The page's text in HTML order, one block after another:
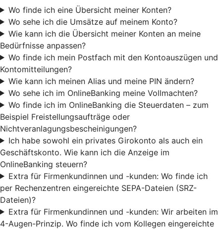
Wo finde ich eine Übersicht meiner Konten?
Wo sehe ich die Umsätze auf meinem Konto?
Wie kann ich die Übersicht meiner Konten an meine
Bedürfnisse anpassen?
Wo finde ich mein Postfach mit den Kontoauszügen und
Kontomitteilungen?
Wie kann ich meinen Alias und meine PIN ändern?
Wo sehe ich im OnlineBanking meine Vollmachten?
Wo finde ich im OnlineBanking die Steuerdaten – zum
Beispiel Freistellungsaufträge oder
Nichtveranlagungsbescheinigungen?
Ich habe sowohl ein privates Girokonto als auch ein
Geschäftskonto. Wie kann ich die Anzeige im
OnlineBanking steuern?
Extra für Firmenkundinnen und -kunden: Wo finde ich
per Rechenzentren eingereichte SEPA-Dateien (SRZ-
Dateien)?
Extra für Firmenkundinnen und -kunden: Wir arbeiten im
4-Augen-Prinzip. Wo finde ich vom Kollegen eingereichte